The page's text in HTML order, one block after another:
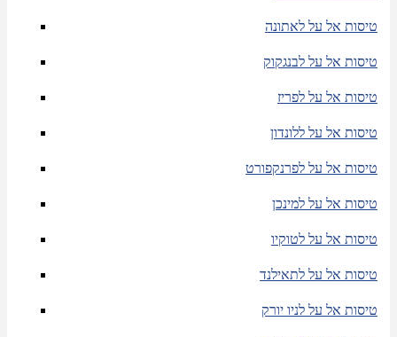
טיסות אל על לאתונה
טיסות אל על לבנגקוק
טיסות אל על לפריז
טיסות אל על ללונדון
טיסות אל על לפרנקפורט
טיסות אל על למינכן
טיסות אל על לטוקיו
טיסות אל על לתאילנד
טיסות אל על לניו יורק